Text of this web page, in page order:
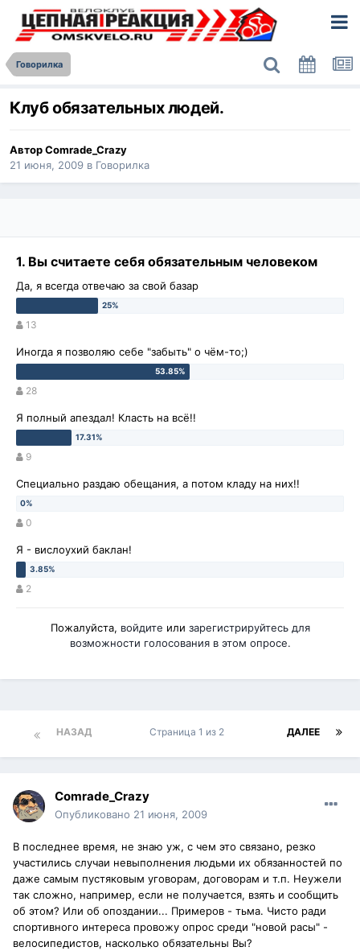
Говорилка
Клуб обязательных людей.
АвторComrade_Crazy
21 июня, 2009 в Говорилка
1. Вы считаете себя обязательным человеком
Да, я всегда отвечаю за свой базар
13
Иногда я позволяю себе "забыть" о чём-то;)
28
Я полный апездал! Класть на всё!!
9
Специально раздаю обещания, а потом кладу на них!!
0
Я - вислоухий баклан!
2
Пожалуйста, войдите или зарегистрируйтесьдля
возможности голосования в этом опросе.
НАЗАД ДАЛЕЕ
Страница 1 из 2
Comrade_Crazy
Опубликовано 21 июня, 2009
В последнее время, не знаю уж, с чем это связано, резко
участились случаи невыполнения людьми их обязанностей по
даже самым пустяковым уговорам, договорам и т.п. Неужели
так сложно, например, если не получается, взять и сообщить
об этом? Или об опоздании... Примеров - тьма. Чисто ради
спортивного интереса провожу опрос среди "новой расы" -
велосипедистов, насколько обязательны Вы?